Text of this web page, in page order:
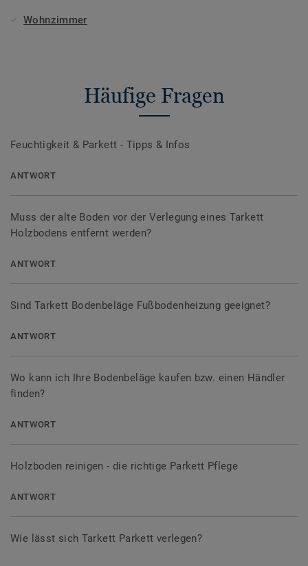
Wohnzimmer
Häufige Fragen
Feuchtigkeit & Parkett - Tipps & Infos
ANTWORT
Muss der alte Boden vor der Verlegung eines Tarkett
Holzbodens entfernt werden?
ANTWORT
Sind Tarkett Bodenbeläge Fußbodenheizung geeignet?
ANTWORT
Wo kann ich Ihre Bodenbeläge kaufen bzw. einen Händler
finden?
ANTWORT
Holzboden reinigen - die richtige Parkett Pflege
ANTWORT
Wie lässt sich Tarkett Parkett verlegen?